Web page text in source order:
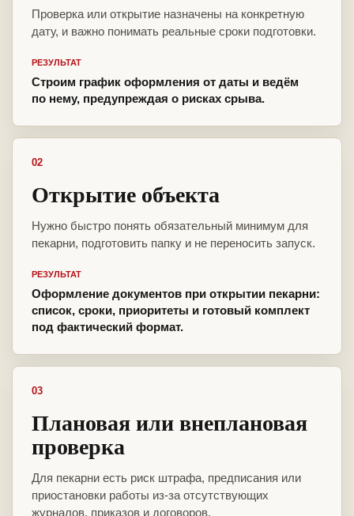
Проверка или открытие назначены на конкретную
дату, и важно понимать реальные сроки подготовки.
РЕЗУЛЬТАТ
Строим график оформления от даты и ведём
по нему, предупреждая о рисках срыва.
02
Открытие объекта
Нужно быстро понять обязательный минимум для
пекарни, подготовить папку и не переносить запуск.
РЕЗУЛЬТАТ
Оформление документов при открытии пекарни:
список, сроки, приоритеты и готовый комплект
под фактический формат.
03
Плановая или внеплановая
проверка
Для пекарни есть риск штрафа, предписания или
приостановки работы из-за отсутствующих
журналов, приказов и договоров.